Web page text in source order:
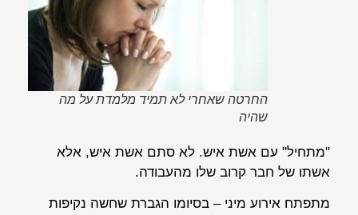
החרטה שאחרי לא תמיד מלמדת על מה
שהיה
"מתחיל" עם אשת איש. לא סתם אשת איש, אלא
אשתו של חבר קרוב שלו מהעבודה.
מתפתח אירוע מיני – בסיומו הגברת שחשה נקיפות